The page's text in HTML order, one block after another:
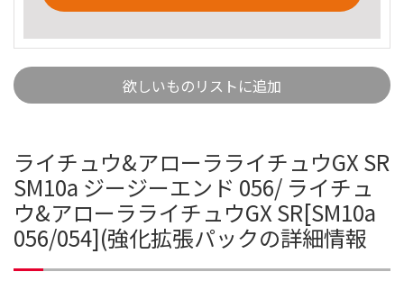
欲しいものリストに追加
ライチュウ&アローラライチュウGX SR
SM10a ジージーエンド 056/ ライチュ
ウ&アローラライチュウGX SR[SM10a
056/054](強化拡張パックの詳細情報